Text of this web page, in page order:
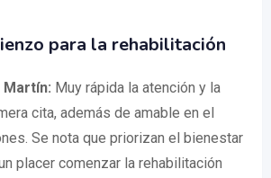
para la rehabilitación
Martín: Muy rápida la atención y la
cita, además de amable en el
Se nota que priorizan el bienestar
placer comenzar la rehabilitación